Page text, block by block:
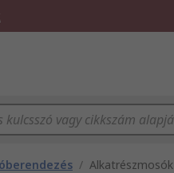
/ Alkatrészmosók